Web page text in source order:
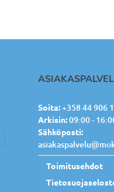
Soita:+358 44 906
Arkisin:09:00 -
Sähköposti:
Toimitusehdot